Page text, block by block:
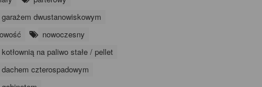
dwustanowiskowym
nowoczesny
na paliwo stałe / pellet
czterospadowym